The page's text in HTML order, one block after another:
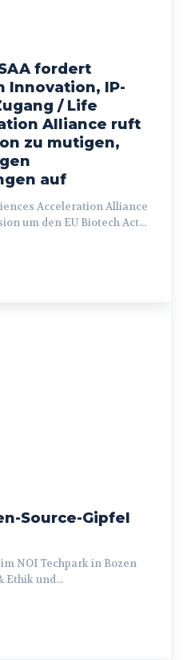
fordert
Innovation, IP-
/ Life
Alliance ruft
zu mutigen,
auf
um den EU Biotech Act...
Source-Gipfel
Ethik und...